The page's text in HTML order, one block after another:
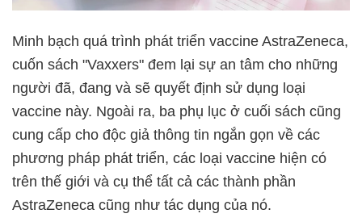
Minh bạch quá trình phát triển vaccine AstraZeneca,
cuốn sách "Vaxxers" đem lại sự an tâm cho những
người đã, đang và sẽ quyết định sử dụng loại
vaccine này. Ngoài ra, ba phụ lục ở cuối sách cũng
cung cấp cho độc giả thông tin ngắn gọn về các
phương pháp phát triển, các loại vaccine hiện có
trên thế giới và cụ thể tất cả các thành phần
AstraZeneca cũng như tác dụng của nó.